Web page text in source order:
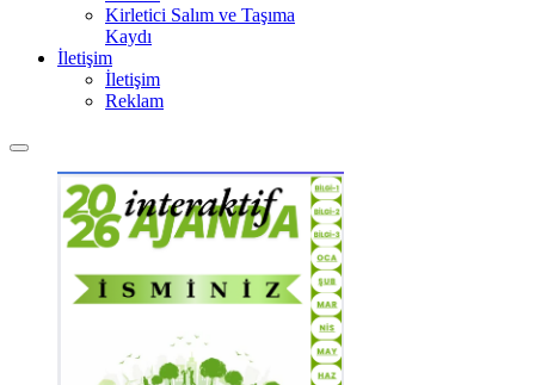
Kirletici Salım ve Taşıma
Kaydı
İletişim
İletişim
Reklam